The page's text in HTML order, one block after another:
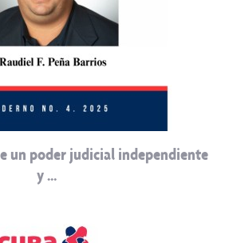
un poder judicial independiente
y …